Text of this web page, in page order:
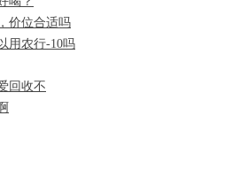
价位合适吗
用农行-10吗
回收不